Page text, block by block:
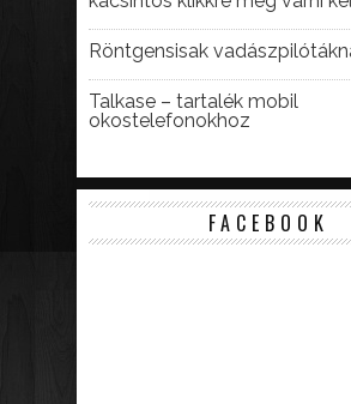
Röntgensisak
Talkase – tartalék mobil
okostelefonokhoz
FACEBOOK